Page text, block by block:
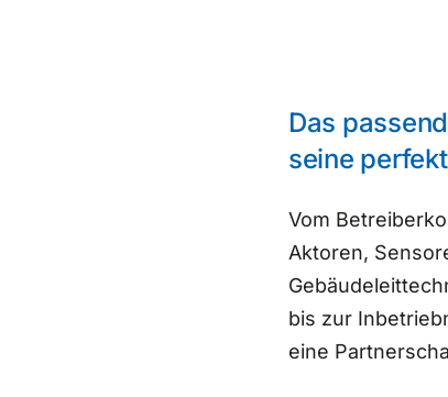
Das
seine
Vom
Aktoren,
bis zur
eine